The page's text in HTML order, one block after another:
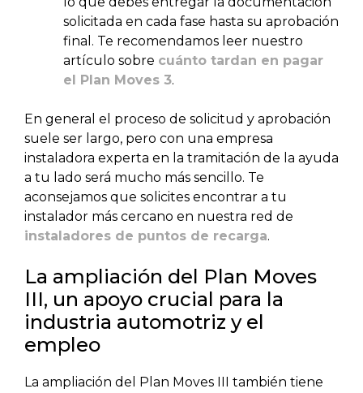
solicitada en cada fase hasta su aprobación
final. Te recomendamos leer nuestro
artículo sobre cuánto tardan en pagar
el Plan Moves 3.
En general el proceso de solicitud y aprobación
suele ser largo, pero con una empresa
instaladora experta en la tramitación de la ayuda
a tu lado será mucho más sencillo. Te
aconsejamos que solicites encontrar a tu
instalador más cercano en nuestra red de
instaladores de puntos de recarga.
La ampliación del Plan Moves
III, un apoyo crucial para la
industria automotriz y el
empleo
La ampliación del Plan Moves III también tiene